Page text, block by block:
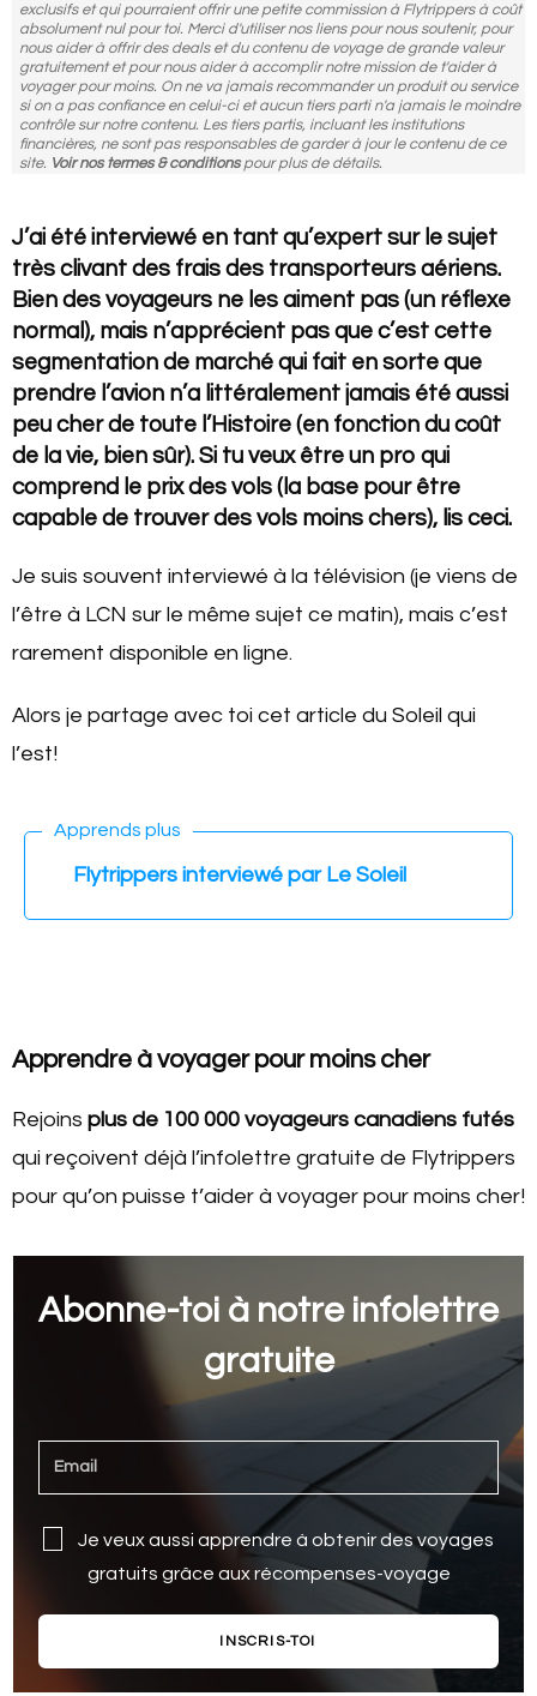
exclusifs et qui pourraient offrir une petite commission à Flytrippers à coût
absolument nul pour toi. Merci d'utiliser nos liens pour nous soutenir, pour
nous aider à offrir des deals et du contenu de voyage de grande valeur
gratuitement et pour nous aider à accomplir notre mission de t'aider à
voyager pour moins. On ne va jamais recommander un produit ou service
si on a pas confiance en celui-ci et aucun tiers parti n'a jamais le moindre
contrôle sur notre contenu. Les tiers partis, incluant les institutions
financières, ne sont pas responsables de garder à jour le contenu de ce
site. Voir nos termes & conditionspour plus de détails.
J’ai été interviewé en tant qu’expert sur le sujet
très clivant des frais des transporteurs aériens.
Bien des voyageurs ne les aiment pas (un réflexe
normal), mais n’apprécient pas que c’est cette
segmentation de marché qui fait en sorte que
prendre l’avion n’a littéralement jamais été aussi
peu cher de toute l’Histoire (en fonction du coût
de la vie, bien sûr). Si tu veux être un pro qui
comprend le prix des vols (la base pour être
capable de trouver des vols moins chers), lis ceci.
Je suis souvent interviewé à la télévision (je viens de
l’être à LCN sur le même sujet ce matin), mais c’est
rarement disponible en ligne.
Alors je partage avec toi cet article du Soleil qui
l’est!
Apprends plus
Flytrippers interviewé par Le Soleil
Apprendre à voyager pour moins cher
Rejoins plus de 100 000 voyageurs canadiens futés
qui reçoivent déjà l’infolettre gratuite de Flytrippers
pour qu’on puisse t’aider à voyager pour moins cher!
Abonne-toi à notre infolettre
gratuite
Je veux aussi apprendre à obtenir des voyages
gratuits grâce aux récompenses-voyage
INSCRIS-TOI